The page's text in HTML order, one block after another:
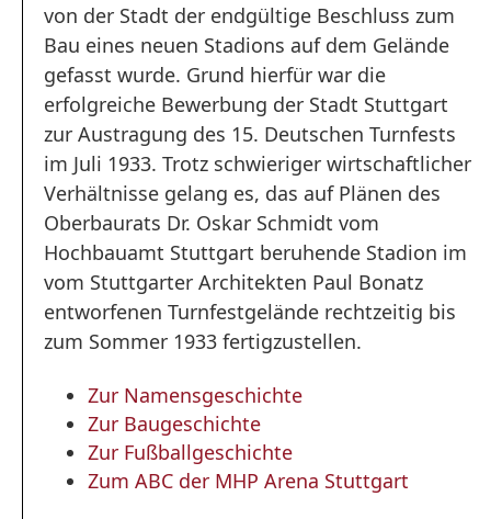
von der Stadt der endgültige Beschluss zum
Bau eines neuen Stadions auf dem Gelände
gefasst wurde. Grund hierfür war die
erfolgreiche Bewerbung der Stadt Stuttgart
zur Austragung des 15. Deutschen Turnfests
im Juli 1933. Trotz schwieriger wirtschaftlicher
Verhältnisse gelang es, das auf Plänen des
Oberbaurats Dr. Oskar Schmidt vom
Hochbauamt Stuttgart beruhende Stadion im
vom Stuttgarter Architekten Paul Bonatz
entworfenen Turnfestgelände rechtzeitig bis
zum Sommer 1933 fertigzustellen.
Zur Namensgeschichte
Zur Baugeschichte
Zur Fußballgeschichte
Zum ABC der MHP Arena Stuttgart